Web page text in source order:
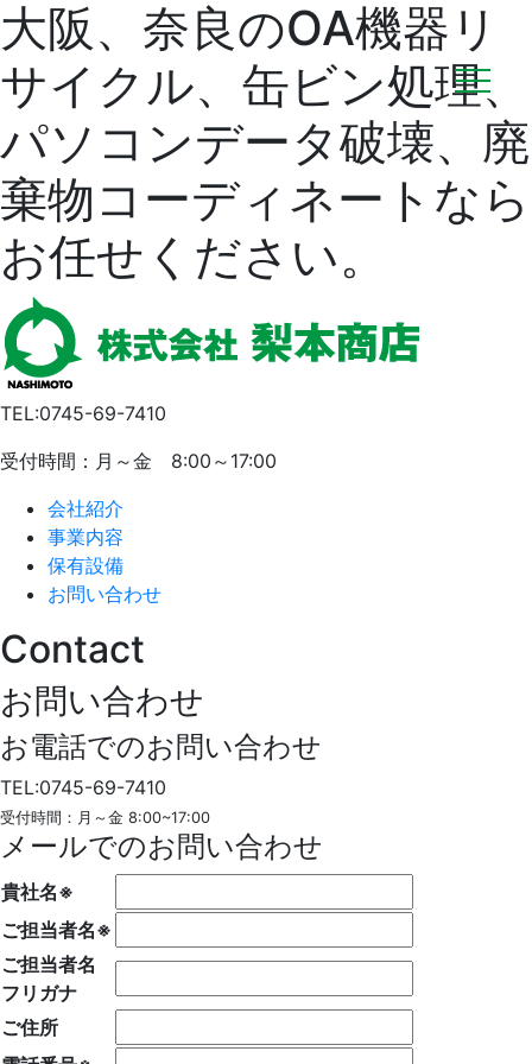
大阪、奈良のOA機器リ
サイクル、缶ビン処理、
パソコンデータ破壊、廃
棄物コーディネートなら
お任せください。
TEL:0745-69-7410
受付時間：月～金 8:00～17:00
会社紹介
事業内容
保有設備
お問い合わせ
Contact
お問い合わせ
お電話でのお問い合わせ
TEL:0745-69-7410
受付時間：月～金 8:00~17:00
メールでのお問い合わせ
貴社名※
ご担当者名※
ご担当者名
フリガナ
ご住所